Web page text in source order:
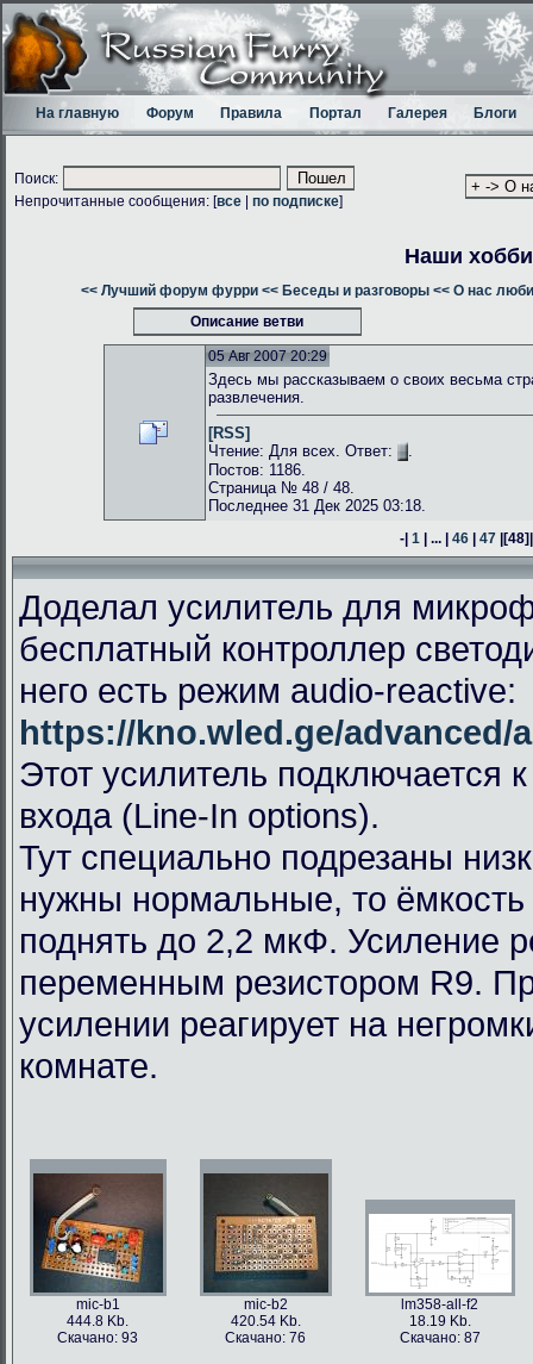
На главную Форум Правила Портал Галерея Блоги
Поиск:
Непрочитанные сообщения: [все по подписке]
Наши хобби
<< Лучший форум фурри << Беседы и разговоры << О нас
Описание ветви
05 Авг 2007 20:29
Здесь мы рассказываем о своих весьма
развлечения.
[RSS]
Чтение: Для всех. Ответ:
.
Постов: 1186.
Страница № 48 / 48.
Последнее 31 Дек 2025 03:18.
-| 1 | ... | 46 | 47 |[48]
Доделал усилитель для
бесплатный контроллер
него есть режим audio-reactive:
https://kno.wled.ge/advanced/
Этот усилитель подключается
входа (Line-In options).
Тут специально подрезаны
нужны нормальные, то
поднять до 2,2 мкФ. Усиление
переменным резистором R9.
усилении реагирует на
комнате.
mic-b1
444.8 Kb.
Скачано: 93
mic-b2
420.54 Kb.
Скачано: 76
lm358-all-f2
18.19 Kb.
Скачано: 87